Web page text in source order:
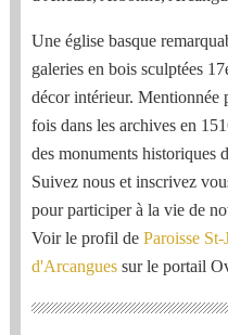
Une église basque
galeries en bois sculptées
décor intérieur. Mentionnée
fois dans les archives en
des monuments historiques
Suivez nous et inscrivez
pour participer à la vie de
Voir le profil de Paroisse
d'Arcangues sur le portail